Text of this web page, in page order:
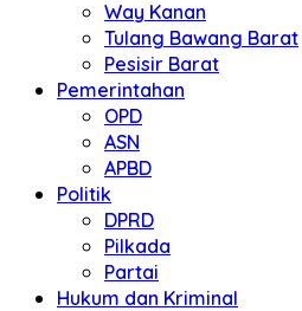
Way Kanan
Tulang Bawang Barat
Pesisir Barat
Pemerintahan
OPD
ASN
APBD
Politik
DPRD
Pilkada
Partai
Hukum dan Kriminal